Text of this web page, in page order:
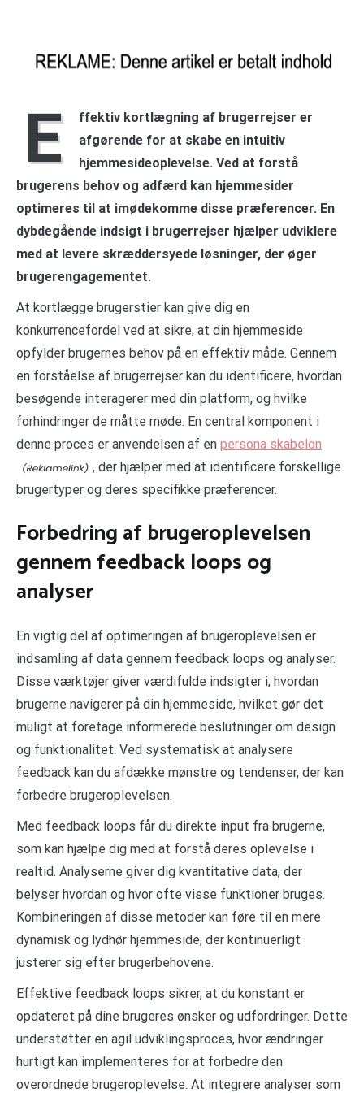
E
ffektiv kortlægning af brugerrejser er
afgørende for at skabe en intuitiv
hjemmesideoplevelse. Ved at forstå
brugerens behov og adfærd kan hjemmesider
optimeres til at imødekomme disse præferencer. En
dybdegående indsigt i brugerrejser hjælper udviklere
med at levere skræddersyede løsninger, der øger
brugerengagementet.
At kortlægge brugerstier kan give dig en
konkurrencefordel ved at sikre, at din hjemmeside
opfylder brugernes behov på en effektiv måde. Gennem
en forståelse af brugerrejser kan du identificere, hvordan
besøgende interagerer med din platform, og hvilke
forhindringer de måtte møde. En central komponent i
denne proces er anvendelsen af en persona skabelon
, der hjælper med at identificere forskellige
brugertyper og deres specifikke præferencer.
Forbedring af brugeroplevelsen
gennem feedback loops og
analyser
En vigtig del af optimeringen af brugeroplevelsen er
indsamling af data gennem feedback loops og analyser.
Disse værktøjer giver værdifulde indsigter i, hvordan
brugerne navigerer på din hjemmeside, hvilket gør det
muligt at foretage informerede beslutninger om design
og funktionalitet. Ved systematisk at analysere
feedback kan du afdække mønstre og tendenser, der kan
forbedre brugeroplevelsen.
Med feedback loops får du direkte input fra brugerne,
som kan hjælpe dig med at forstå deres oplevelse i
realtid. Analyserne giver dig kvantitative data, der
belyser hvordan og hvor ofte visse funktioner bruges.
Kombineringen af disse metoder kan føre til en mere
dynamisk og lydhør hjemmeside, der kontinuerligt
justerer sig efter brugerbehovene.
Effektive feedback loops sikrer, at du konstant er
opdateret på dine brugeres ønsker og udfordringer. Dette
understøtter en agil udviklingsproces, hvor ændringer
hurtigt kan implementeres for at forbedre den
overordnede brugeroplevelse. At integrere analyser som